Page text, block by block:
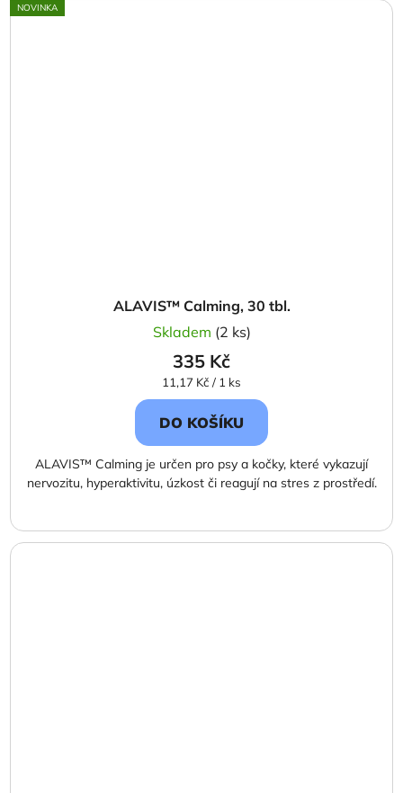
NOVINKA
ALAVIS™ Calming, 30 tbl.
Skladem (2 ks)
335 Kč
Měrná
cena:
11,17 Kč / 1 ks
DO KOŠÍKU
ALAVIS™ Calming je určen pro psy a kočky, které vykazují
nervozitu, hyperaktivitu, úzkost či reagují na stres z prostředí.